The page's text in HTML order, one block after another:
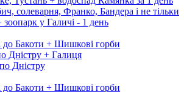
солеварня, Франко, Бандера і не тільки
зоопарк у Галичі - 1 день
до Бакоти + Шишкові горби
Дністру + Галиця
Дністру
до Бакоти + Шишкові горби